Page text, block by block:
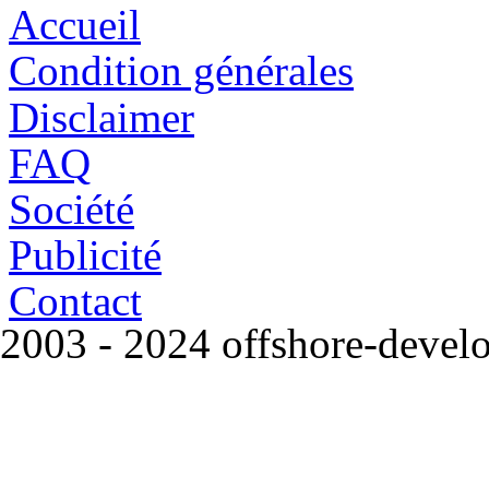
Accueil
Condition générales
Disclaimer
FAQ
Société
Publicité
Contact
2003 - 2024 offshore-